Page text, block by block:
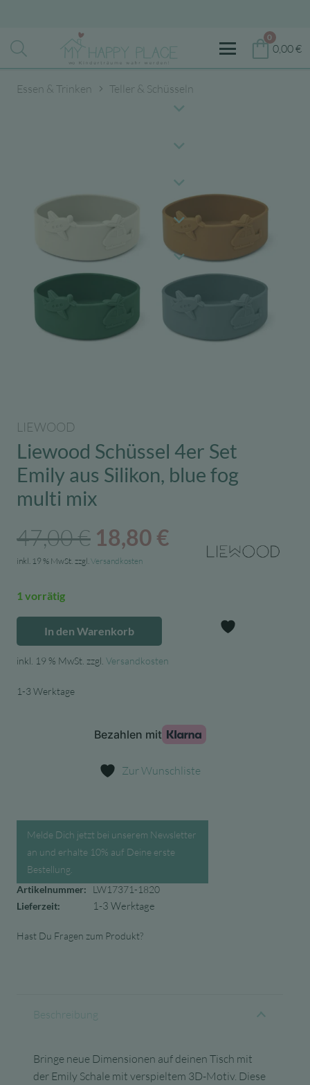
0
0,00€
Essen & Trinken Teller & Schüsseln
LIEWOOD
Liewood Schüssel 4er Set
Emily aus Silikon, blue fog
multi mix
47,00€ Ursprünglicher
Preis
47,00 €
18,80 €
Preis
18,80 €.
inkl. 19 % MwSt. zzgl.Versandkosten
1 vorrätig
Liewood
Schüssel
Set
Menge
In den Warenkorb
inkl. 19 % MwSt. zzgl. Versandkosten
1-3 Werktage
Zur Wunschliste
Melde Dich jetzt bei unserem Newsletter
an und erhalte 10% auf Deine erste
Bestellung.
Artikelnummer:
LW17371-1820
Lieferzeit:
1-3 Werktage
Hast Du Fragen zum Produkt?
Beschreibung
Bringe neue Dimensionen auf deinen Tisch mit
der Emily Schale mit verspieltem 3D-Motiv. Diese